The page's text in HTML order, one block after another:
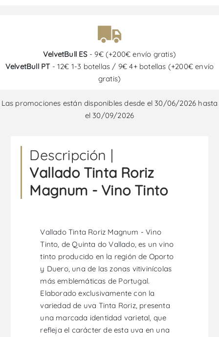
VelvetBull ES- 9€ (+200€ envío gratis)
VelvetBull PT - 12€ 1-3 botellas / 9€ 4+ botellas (+200€ envío
gratis)
Las promociones están disponibles desde el 30/06/2026 hasta
el 30/09/2026
Descripción |
Vallado Tinta Roriz
Magnum - Vino Tinto
Vallado Tinta Roriz Magnum - Vino
Tinto, de Quinta do Vallado, es un vino
tinto producido en la región de Oporto
y Duero, una de las zonas vitivinícolas
más emblemáticas de Portugal.
Elaborado exclusivamente con la
variedad de uva Tinta Roriz, presenta
una marcada identidad varietal, que
refleja el carácter de esta uva en una